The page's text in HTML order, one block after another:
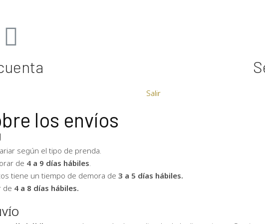
Salir
los envíos
según el tipo de prenda.
de 4 a 9 días hábiles
tiene un tiempo de demora de 3 a 5 días hábiles.
de 4 a 8 días hábiles.